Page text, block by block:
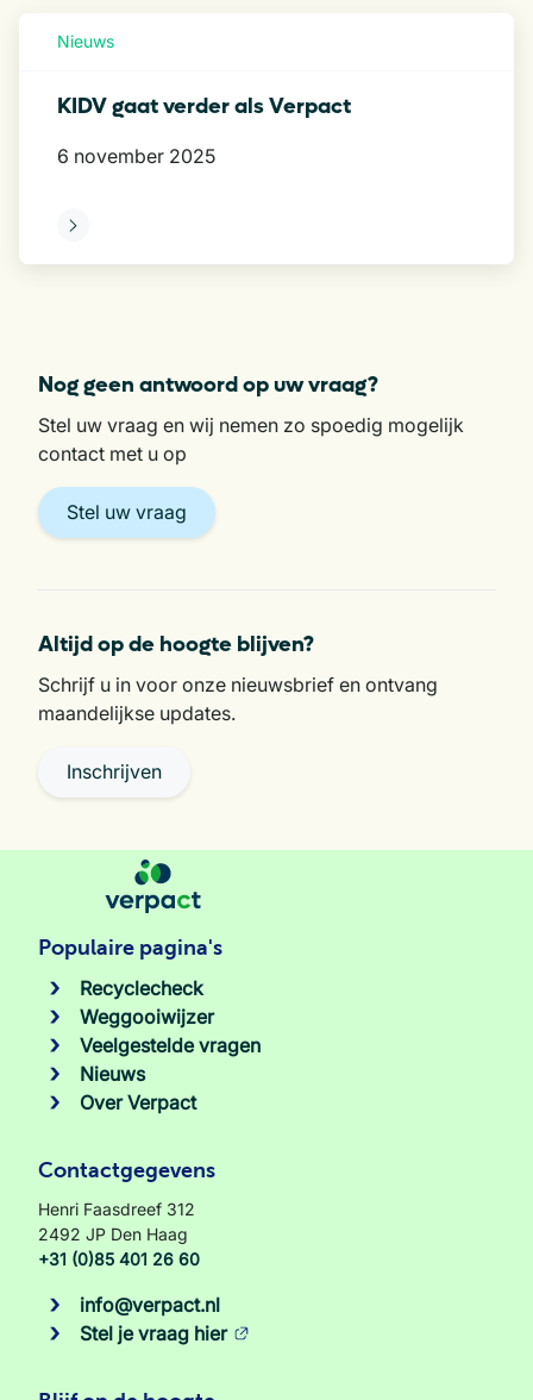
Nieuws
KIDV gaat verder als Verpact
6 november 2025
Nog geen antwoord op uw vraag?
Stel uw vraag en wij nemen zo spoedig mogelijk
contact met u op
Stel uw vraag
Altijd op de hoogte blijven?
Schrijf u in voor onze nieuwsbrief en ontvang
maandelijkse updates.
Inschrijven
Populaire pagina's
Recyclecheck
Weggooiwijzer
Veelgestelde vragen
Nieuws
Over Verpact
Contactgegevens
Henri Faasdreef 312
2492 JP Den Haag
+31 (0)85 401 26 60
info@verpact.nl
Stel je vraag hier